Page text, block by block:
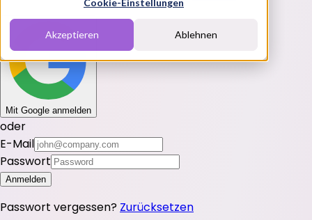
Cookie-Einstellungen
Akzeptieren Ablehnen
Mit Google anmelden
oder
E-Mail
Passwort
Anmelden
Passwort vergessen? Zurücksetzen